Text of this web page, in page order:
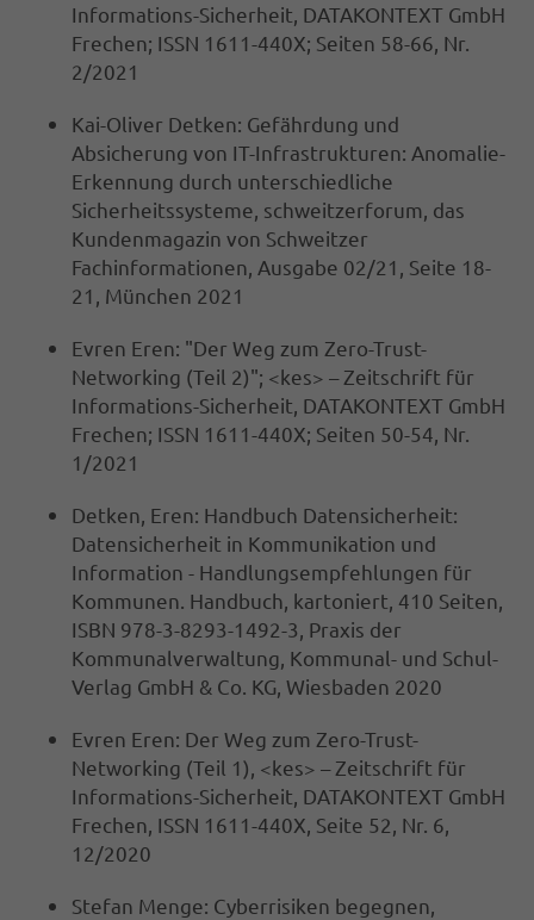
Informations-Sicherheit, DATAKONTEXT GmbH
Frechen; ISSN 1611-440X; Seiten 58-66, Nr.
2/2021
Kai-Oliver Detken: Gefährdung und
Absicherung von IT-Infrastrukturen: Anomalie-
Erkennung durch unterschiedliche
Sicherheitssysteme, schweitzerforum, das
Kundenmagazin von Schweitzer
Fachinformationen, Ausgabe 02/21, Seite 18-
21, München 2021
Evren Eren: "Der Weg zum Zero-Trust-
Networking (Teil 2)"; <kes> – Zeitschrift für
Informations-Sicherheit, DATAKONTEXT GmbH
Frechen; ISSN 1611-440X; Seiten 50-54, Nr.
1/2021
Detken, Eren: Handbuch Datensicherheit:
Datensicherheit in Kommunikation und
Information - Handlungsempfehlungen für
Kommunen. Handbuch, kartoniert, 410 Seiten,
ISBN 978-3-8293-1492-3, Praxis der
Kommunalverwaltung, Kommunal- und Schul-
Verlag GmbH & Co. KG, Wiesbaden 2020
Evren Eren: Der Weg zum Zero-Trust-
Networking (Teil 1), <kes> – Zeitschrift für
Informations-Sicherheit, DATAKONTEXT GmbH
Frechen, ISSN 1611-440X, Seite 52, Nr. 6,
12/2020
Stefan Menge: Cyberrisiken begegnen,